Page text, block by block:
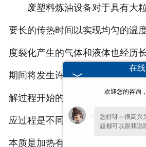
废塑料炼油设备对于具有大粒
要长的传热时间以实现均匀的温
度裂化产生的气体和液体也经历
期间将发生许多次级应。有机物
解过程开始的温度也不同。在不
应过程是不同的，产物的组成也
本质是加热有机分子以将它们切
在
欢迎您的咨询
您好呀～很高兴
题都可以跟我说